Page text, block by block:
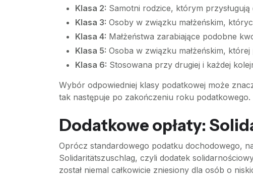
Klasa 2: Samotni rodzice, którym przysługują
Klasa 3: Osoby w związku małżeńskim,
Klasa 4: Małżeństwa zarabiające podobne
Klasa 5: Osoba w związku małżeńskim,
Klasa 6: Stosowana przy drugiej i każdej
Wybór odpowiedniej klasy podatkowej może
tak następuje po zakończeniu roku podatkowego.
Dodatkowe opłaty:
Oprócz standardowego podatku dochodowego,
Solidaritätszuschlag, czyli dodatek
został niemal całkowicie zniesiony dla osób o